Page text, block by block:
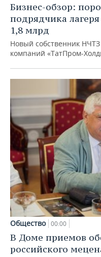
Бизнес-обзор:
подрядчика
1,8 млрд
Новый собственник
компаний «ТатПром-
Общество 00:00
В Доме приемов
российского